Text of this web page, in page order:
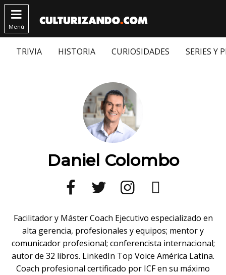

Menú
TRIVIA HISTORIA CURIOSIDADES SERIES Y
Daniel Colombo
   
Facilitador y Máster Coach Ejecutivo especializado en
alta gerencia, profesionales y equipos; mentor y
comunicador profesional; conferencista internacional;
autor de 32 libros. LinkedIn Top Voice América Latina.
Coach profesional certificado por ICF en su máximo